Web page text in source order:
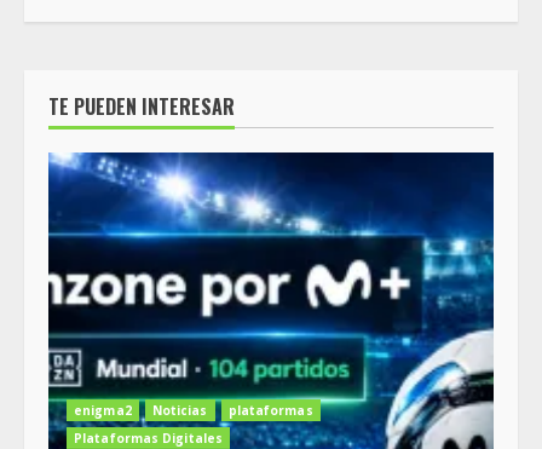
TE PUEDEN INTERESAR
enigma2 Noticias
plataformas
Plataformas Digitales